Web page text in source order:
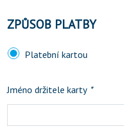
ZPŮSOB PLATBY
Platební kartou
Jméno držitele karty *